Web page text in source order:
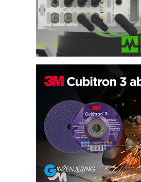
Trajna oznaka kao
Bezbednost na prvom
IB BLUMENAUER - više
poverenja u industriji
RMQ-TITAN ADVANCED
– Pametna signalizacija za
upravljanje mašinama